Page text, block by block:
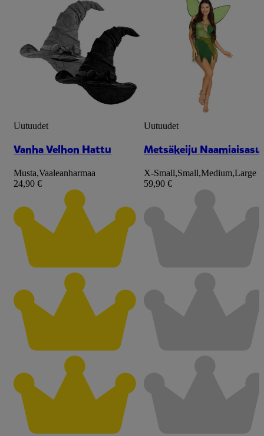
Uutuudet
Vanha Velhon Hattu
Musta,Vaaleanharmaa
24,90 €
Uutuudet
Metsäkeiju Naamiaisasu
X-Small,Small,Medium,Large
59,90 €